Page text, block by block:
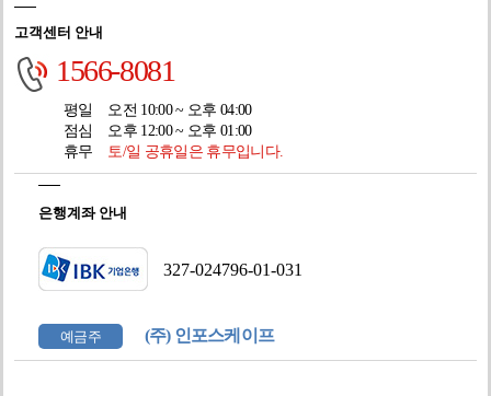
고객센터 안내
1566-8081
평일
오전 10:00 ~ 오후 04:00
점심
오후 12:00 ~ 오후 01:00
휴무
토/일 공휴일은 휴무입니다.
은행계좌 안내
327-024796-01-031
예금주 (주) 인포스케이프